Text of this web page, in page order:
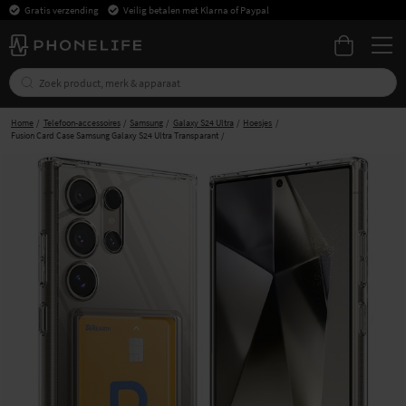
Gratis verzending Veilig betalen met Klarna of Paypal
Home Telefoon-accessoires Samsung Galaxy S24 Ultra
Hoesjes
Fusion Card Case Samsung Galaxy S24 Ultra Transparant